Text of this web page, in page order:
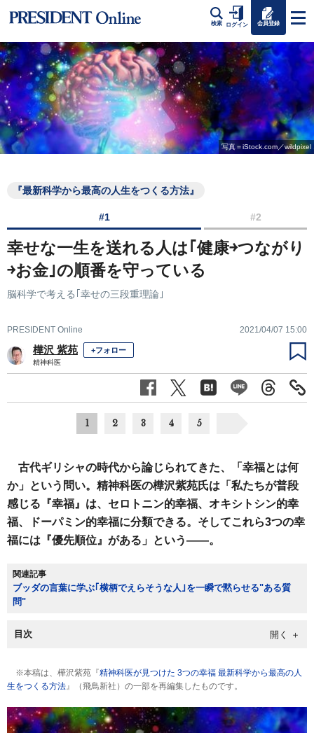
検索 ログイン 会員登録
写真＝iStock.com／wildpixel
『最新科学から最高の人生をつくる方法』
#1 #2
幸せな一生を送れる人は｢健康￫つながり
￫お金｣の順番を守っている
脳科学で考える｢幸せの三段重理論｣
PRESIDENT Online 2021/04/07 15:00
樺沢 紫苑 +フォロー
精神科医
1 2 3 4 5
古代ギリシャの時代から論じられてきた、「幸福とは何
か」という問い。精神科医の樺沢紫苑氏は「私たちが普段
感じる『幸福』は、セロトニン的幸福、オキシトシン的幸
福、ドーパミン的幸福に分類できる。そしてこれら3つの幸
福には『優先順位』がある」という――。
関連記事
ブッダの言葉に学ぶ｢横柄でえらそうな人｣を一瞬で黙らせる"ある質
問"
目次
※本稿は、樺沢紫苑『精神科医が見つけた 3つの幸福 最新科学から最高の人
生をつくる方法 』（飛鳥新社）の一部を再編集したものです。